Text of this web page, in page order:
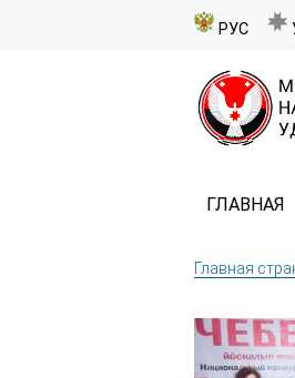
РУС
ГЛАВНАЯ
Главная